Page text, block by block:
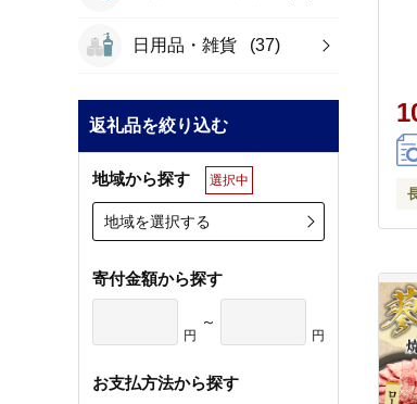
日用品・雑貨 (37)
返礼品を絞り込む
地域から探す 選択中
地域を選択する
寄付金額から探す
円
～
円
お支払方法から探す